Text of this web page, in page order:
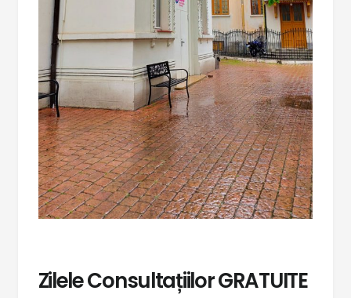
Zilele Consultațiilor GRATUITE